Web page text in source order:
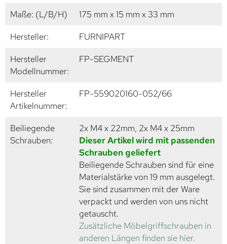
Maße: (L/B/H)
175 mm x 15 mm x 33 mm
Hersteller:
FURNIPART
Hersteller
Modellnummer:
FP-SEGMENT
Hersteller
Artikelnummer:
FP-559020160-052/66
Beiliegende
Schrauben:
2x M4 x 22mm, 2x M4 x 25mm
Dieser Artikel wird mit passenden
Schrauben geliefert
Beiliegende Schrauben sind für eine
Materialstärke von 19 mm ausgelegt.
Sie sind zusammen mit der Ware
verpackt und werden von uns nicht
getauscht.
Zusätzliche Möbelgriffschrauben in
anderen Längen finden sie hier.